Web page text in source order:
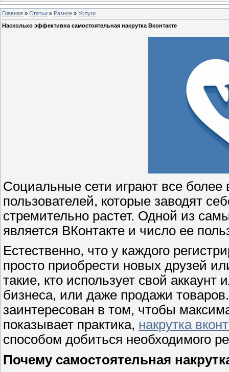
Главная » Статьи » Разное » Услуги
Насколько эффективна самостоятельная накрутка Вконтакте
Социальные сети играют все
пользователей, которые заводят
стремительно растет. Одной из
является ВКонтакте и число ее
Естественно, что у каждого
просто приобрести новых друзей
такие, кто использует свой аккаунт
бизнеса, или даже продажи
заинтересован в том, чтобы
показывает практика, накрутка
способом добиться необходимого
Почему самостоятельная